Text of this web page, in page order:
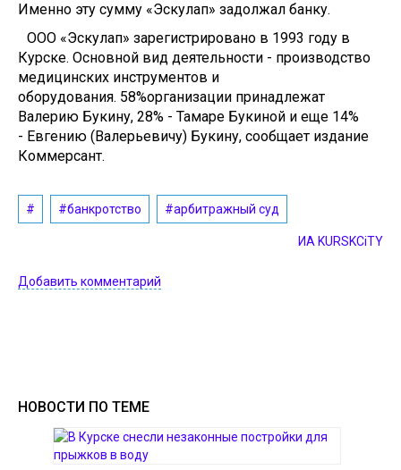
Именно эту сумму «Эскулап» задолжал банку.
ООО «Эскулап» зарегистрировано в 1993 году в
Курске. Основной вид деятельности - производство
медицинских инструментов и
оборудования. 58%организации принадлежат
Валерию Букину, 28% - Тамаре Букиной и еще 14%
- Евгению (Валерьевичу) Букину, сообщает издание
Коммерсант.
# #банкротство #арбитражный суд
ИА KURSKCiTY
Добавить комментарий
НОВОСТИ ПО ТЕМЕ